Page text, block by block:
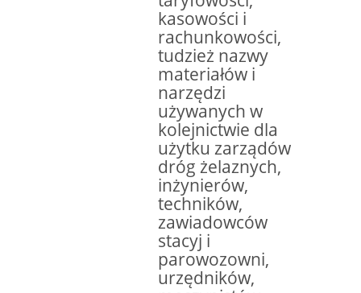
kasowości i
rachunkowości,
tudzież nazwy
materiałów i
narzędzi
używanych w
kolejnictwie dla
użytku zarządów
dróg żelaznych,
inżynierów,
techników,
zawiadowców
stacyj i
parowozowni,
urzędników,